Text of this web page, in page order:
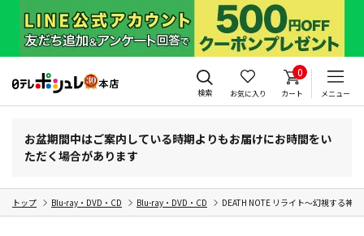
検索 お気に入り
0
カート メニュー
お盆期間中はご案内している時期よりもお届けにお時間をい
ただく場合があります
トップ Blu-ray・DVD・CD Blu-ray・DVD・CD DEATH NOTE リライト～幻視する神～